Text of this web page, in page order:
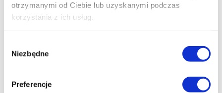
otrzymanymi od Ciebie lub uzyskanymi podczas
korzystania z ich usług.
zgody
Niezbędne
Preferencje